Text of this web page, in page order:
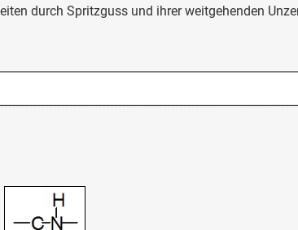
durch Spritzguss und ihrer weitgehenden